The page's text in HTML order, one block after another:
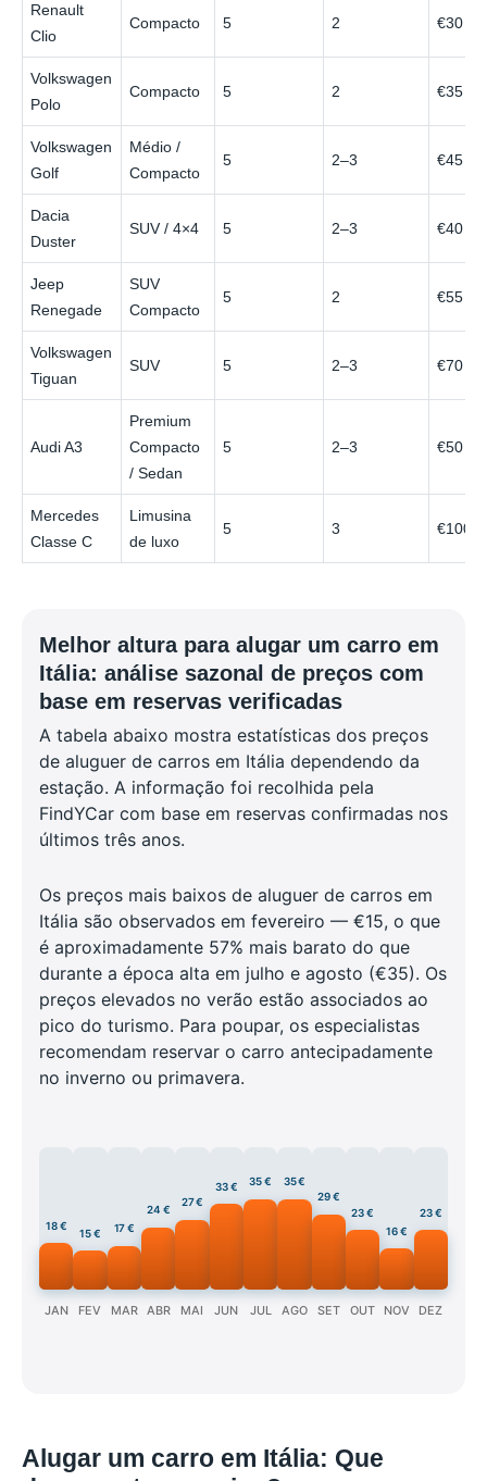
Renault
Clio
Compacto 5 2 €30
Volkswagen
Polo
Compacto 5 2 €35
Volkswagen
Golf
Médio /
Compacto
5 2–3 €45
Dacia
Duster
SUV / 4×4 5 2–3 €40
Jeep
Renegade
SUV
Compacto
5 2 €55
Volkswagen
Tiguan
SUV 5 2–3 €70
Audi A3
Premium
Compacto
/ Sedan
5 2–3 €50
Mercedes
Classe C
Limusina
de luxo
5 3 €100
Melhor altura para alugar um carro em
Itália: análise sazonal de preços com
base em reservas verificadas
A tabela abaixo mostra estatísticas dos preços
de aluguer de carros em Itália dependendo da
estação. A informação foi recolhida pela
FindYCar com base em reservas confirmadas nos
últimos três anos.
Os preços mais baixos de aluguer de carros em
Itália são observados em fevereiro — €15, o que
é aproximadamente 57% mais barato do que
durante a época alta em julho e agosto (€35). Os
preços elevados no verão estão associados ao
pico do turismo. Para poupar, os especialistas
recomendam reservar o carro antecipadamente
no inverno ou primavera.
18 €
JAN
15 €
FEV
17 €
MAR
24 €
ABR
27 €
MAI
33 €
JUN
35 €
JUL
35 €
AGO
29 €
SET
23 €
OUT
16 €
NOV
23 €
DEZ
Alugar um carro em Itália: Que